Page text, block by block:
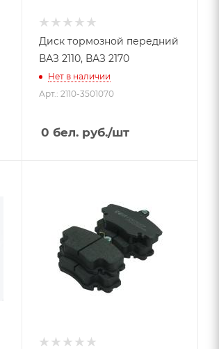
Диск тормозной передний
ВАЗ 2110, ВАЗ 2170
Нет в наличии
Арт.: 2110-3501070
0 бел. руб./шт